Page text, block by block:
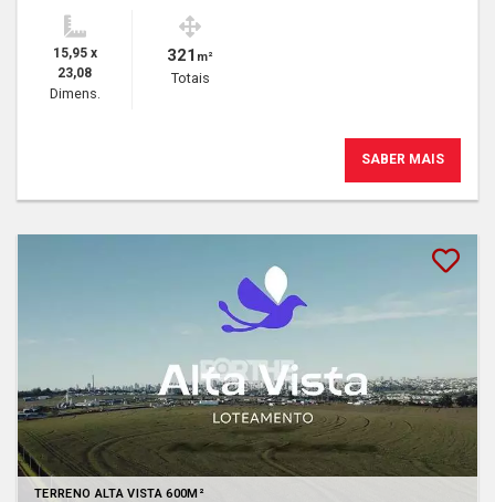
15,95 x
23,08
Dimens.
321 m²
Totais
SABER MAIS
TERRENO ALTA VISTA 600M²